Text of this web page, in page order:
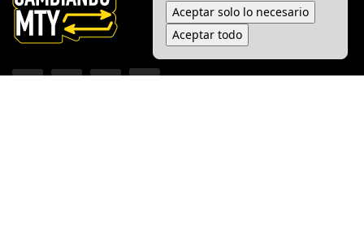
Aceptar solo lo necesario
Aceptar todo